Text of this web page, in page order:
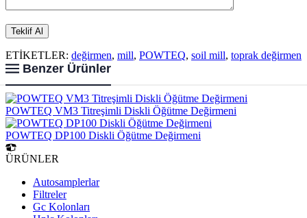
ETİKETLER: değirmen, mill, POWTEQ, soil mill, toprak değirmen
Benzer Ürünler
POWTEQ VM3 Titreşimli Diskli Öğütme Değirmeni
POWTEQ DP100 Diskli Öğütme Değirmeni
ÜRÜNLER
Autosamplerlar
Filtreler
Gc Kolonları